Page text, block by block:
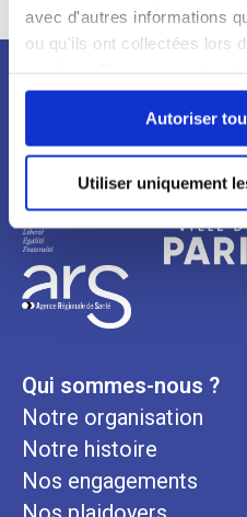
avec d'autres informations
ou qu'ils ont collectées lors
continuez à utiliser notre
Autoriser
Utiliser uniquement
Newsletter
Qui sommes-nous ?
Notre organisation
Notre histoire
Nos engagements